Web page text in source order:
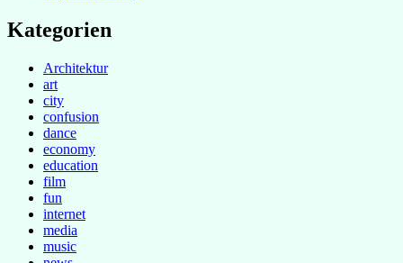
Kategorien
Architektur
art
city
confusion
dance
economy
education
film
fun
internet
media
music